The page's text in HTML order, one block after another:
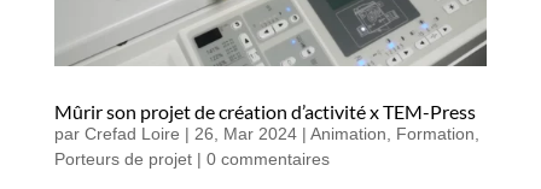
Mûrir son projet de création d’activité x TEM-Press
par Crefad Loire | 26, Mar 2024| Animation Formation
Porteurs de projet| 0 commentaires